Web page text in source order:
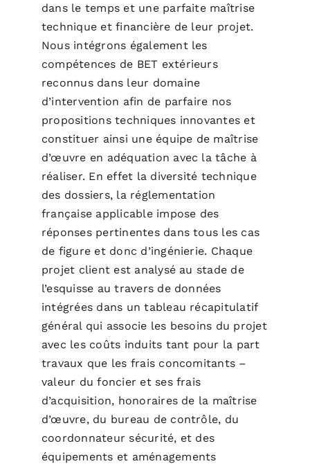
dans le temps et une parfaite maîtrise
technique et financière de leur projet.
Nous intégrons également les
compétences de BET extérieurs
reconnus dans leur domaine
d’intervention afin de parfaire nos
propositions techniques innovantes et
constituer ainsi une équipe de maîtrise
d’œuvre en adéquation avec la tâche à
réaliser. En effet la diversité technique
des dossiers, la réglementation
française applicable impose des
réponses pertinentes dans tous les cas
de figure et donc d’ingénierie. Chaque
projet client est analysé au stade de
l’esquisse au travers de données
intégrées dans un tableau récapitulatif
général qui associe les besoins du projet
avec les coûts induits tant pour la part
travaux que les frais concomitants –
valeur du foncier et ses frais
d’acquisition, honoraires de la maîtrise
d’œuvre, du bureau de contrôle, du
coordonnateur sécurité, et des
équipements et aménagements